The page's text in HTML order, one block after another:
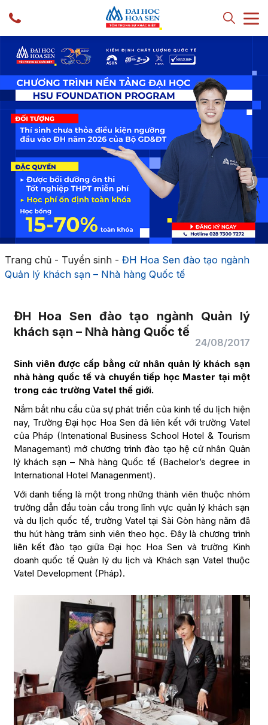
Trang chủ- Tuyển sinh- ĐH Hoa Sen đào tạo ngành
Quản lý khách sạn – Nhà hàng Quốc tế
ĐH Hoa Sen đào tạo ngành Quản lý
khách sạn – Nhà hàng Quốc tế
24/08/2017
Sinh viên được cấp bằng cử nhân quản lý khách sạn
nhà hàng quốc tế và chuyển tiếp học Master tại một
trong các trường Vatel thế giới.
Nắm bắt nhu cầu của sự phát triển của kinh tế du lịch hiện
nay, Trường Đại học Hoa Sen đã liên kết với trường Vatel
của Pháp (Intenational Business School Hotel & Tourism
Managemant) mở chương trình đào tạo hệ cử nhân Quản
lý khách sạn – Nhà hàng Quốc tế (Bachelor’s degree in
International Hotel Managenment).
Với danh tiếng là một trong những thành viên thuộc nhóm
trường dẫn đầu toàn cầu trong lĩnh vực quản lý khách sạn
và du lịch quốc tế, trường Vatel tại Sài Gòn hàng năm đã
thu hút hàng trăm sinh viên theo học. Đây là chương trình
liên kết đào tạo giữa Đại học Hoa Sen và trường Kinh
doanh quốc tế Quản lý du lịch và Khách sạn Vatel thuộc
Vatel Development (Pháp).